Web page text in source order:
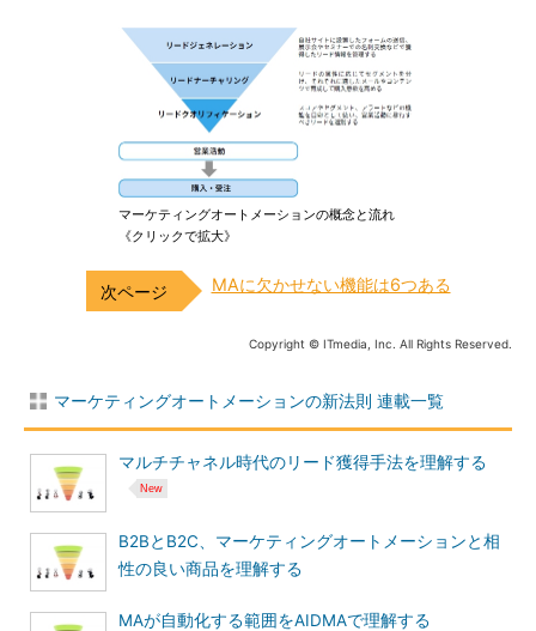
マーケティングオートメーションの概念と流れ
《クリックで拡大》
MAに欠かせない機能は6つある
Copyright © ITmedia, Inc. All Rights Reserved.
マーケティングオートメーションの新法則 連載一覧
マルチチャネル時代のリード獲得手法を理解する
B2BとB2C、マーケティングオートメーションと相
性の良い商品を理解する
MAが自動化する範囲をAIDMAで理解する